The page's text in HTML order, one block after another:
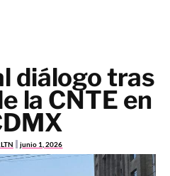
diálogo tras
la CNTE en
junio 1, 2026